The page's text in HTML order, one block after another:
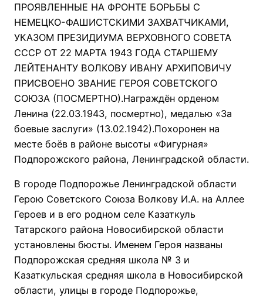
ПРОЯВЛЕННЫЕ НА ФРОНТЕ БОРЬБЫ С
НЕМЕЦКО-ФАШИСТСКИМИ ЗАХВАТЧИКАМИ,
УКАЗОМ ПРЕЗИДИУМА ВЕРХОВНОГО СОВЕТА
СССР ОТ 22 МАРТА 1943 ГОДА СТАРШЕМУ
ЛЕЙТЕНАНТУ ВОЛКОВУ ИВАНУ АРХИПОВИЧУ
ПРИСВОЕНО ЗВАНИЕ ГЕРОЯ СОВЕТСКОГО
СОЮЗА (ПОСМЕРТНО).Награждён орденом
Ленина (22.03.1943, посмертно), медалью «За
боевые заслуги» (13.02.1942).Похоронен на
месте боёв в районе высоты «Фигурная»
Подпорожского района, Ленинградской области.
В городе Подпорожье Ленинградской области
Герою Советского Союза Волкову И.А. на Аллее
Героев и в его родном селе Казаткуль
Татарского района Новосибирской области
установлены бюсты. Именем Героя названы
Подпорожская средняя школа № 3 и
Казаткульская средняя школа в Новосибирской
области, улицы в городе Подпорожье,